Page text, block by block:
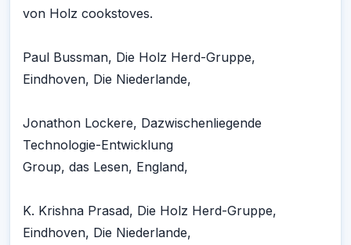
von Holz cookstoves.
Paul Bussman, Die Holz Herd-Gruppe,
Eindhoven, Die Niederlande,
Jonathon Lockere, Dazwischenliegende
Technologie-Entwicklung
Group, das Lesen, England,
K. Krishna Prasad, Die Holz Herd-Gruppe,
Eindhoven, Die Niederlande,